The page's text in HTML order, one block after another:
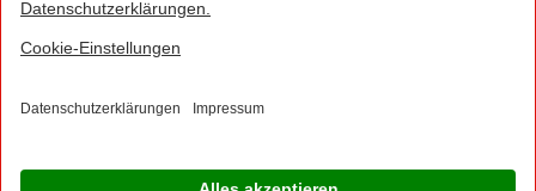
Jetzt Ihre NORMA Filiale auswählen und noch
mehr Angebote entdecken!